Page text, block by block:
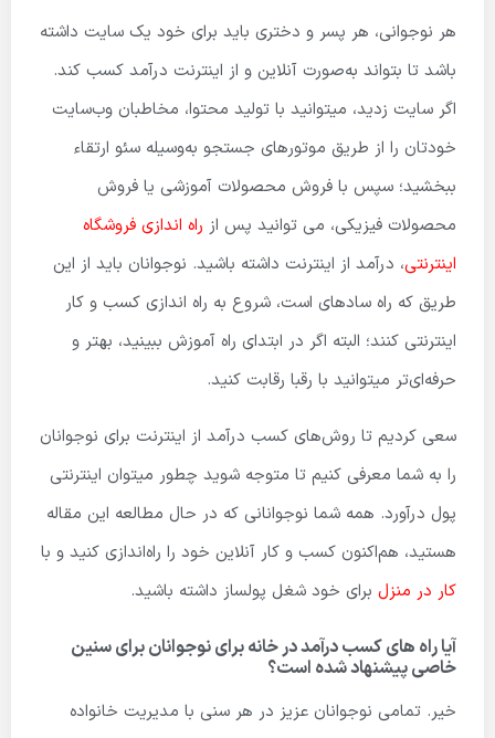
هر نوجوانی، هر پسر و دختری باید برای خود یک سایت داشته
باشد تا بتواند به‌صورت آنلاین و از اینترنت درآمد کسب کند.
اگر سایت زدید، میتوانید با تولید محتوا، مخاطبان وب‌سایت
خودتان را از طریق موتورهای جستجو به‌وسیله سئو ارتقاء
ببخشید؛ سپس با فروش محصولات آموزشی یا فروش
محصولات فیزیکی، می توانید پس از راه اندازی فروشگاه
اینترنتی، درآمد از اینترنت داشته باشید. نوجوانان باید از این
طریق که راه ساده­ای است، شروع به راه اندازی کسب و کار
اینترنتی کنند؛ البته اگر در ابتدای راه آموزش ببینید، بهتر و
حرفه‌ای‌تر میتوانید با رقبا رقابت کنید.
سعی کردیم تا روش‌های کسب درآمد از اینترنت برای نوجوانان
را به شما معرفی کنیم تا متوجه شوید چطور میتوان اینترنتی
پول درآورد. همه شما نوجوانانی که در حال مطالعه این مقاله
هستید، هم‌اکنون کسب و کار آنلاین خود را راه‌اندازی کنید و با
کار در منزل برای خود شغل پولساز داشته باشید.
آیا راه های کسب درآمد در خانه برای نوجوانان برای سنین
خاصی پیشنهاد شده است؟
خیر. تمامی نوجوانان عزیز در هر سنی با مدیریت خانواده